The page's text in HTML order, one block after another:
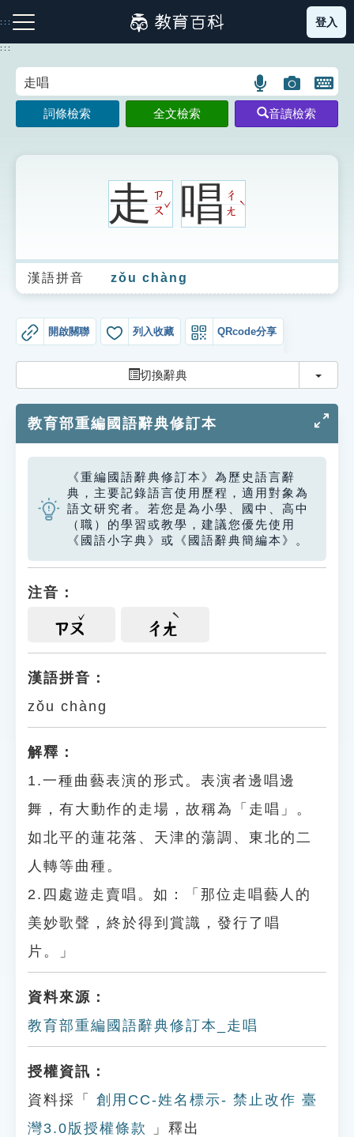
到
主
:::
注音索引圖示 筆畫索引圖示 部首索引表圖示
生字詞彙表
成語故事
索引選單
單字索引
生命大百科索引
遊戲專區
教學應用
貓頭鷹博士
登入
:::
語
言
搜
圖
片
搜
開
鍵
圖
詞條檢索 全文檢索 音讀檢索
走ㄗ
ㄡ
ˇ 唱ㄔ
ㄤ
ˋ
漢語拼音 zǒu chàng
開啟關聯 列入收藏 QRcode分享
切換辭典 切換
教育部重編國語辭典修訂本
《重編國語辭典修訂本》為歷史語言辭
典，主要記錄語言使用歷程，適用對象為
語文研究者。若您是為小學、國中、高中
（職）的學習或教學，建議您優先使用
《國語小字典》或《國語辭典簡編本》。
注音：
ㄗㄡ ㄔㄤ
漢語拼音：
zǒu chàng
解釋：
1.一種曲藝表演的形式。表演者邊唱邊
舞，有大動作的走場，故稱為「走唱」。
如北平的蓮花落、天津的蕩調、東北的二
人轉等曲種。
2.四處遊走賣唱。如：「那位走唱藝人的
美妙歌聲，終於得到賞識，發行了唱
片。」
資料來源：
教育部重編國語辭典修訂本_走唱
授權資訊：
資料採「
創用CC-姓名標示- 禁止改作 臺
灣3.0版授權條款
」釋出